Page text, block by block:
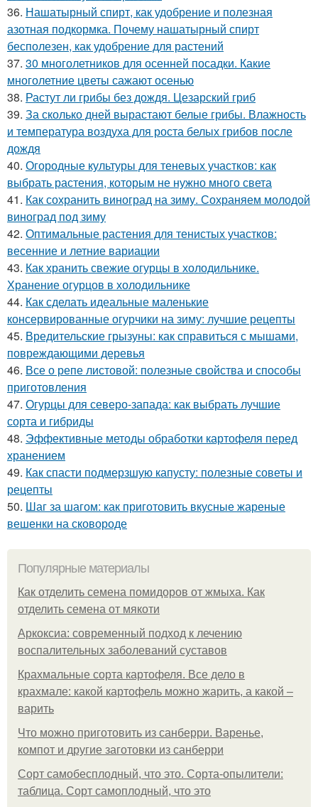
36. Нашатырный спирт, как удобрение и полезная
азотная подкормка. Почему нашатырный спирт
бесполезен, как удобрение для растений
37. 30 многолетников для осенней посадки. Какие
многолетние цветы сажают осенью
38. Растут ли грибы без дождя. Цезарский гриб
39. За сколько дней вырастают белые грибы. Влажность
и температура воздуха для роста белых грибов после
дождя
40. Огородные культуры для теневых участков: как
выбрать растения, которым не нужно много света
41. Как сохранить виноград на зиму. Сохраняем молодой
виноград под зиму
42. Оптимальные растения для тенистых участков:
весенние и летние вариации
43. Как хранить свежие огурцы в холодильнике.
Хранение огурцов в холодильнике
44. Как сделать идеальные маленькие
консервированные огурчики на зиму: лучшие рецепты
45. Вредительские грызуны: как справиться с мышами,
повреждающими деревья
46. Все о репе листовой: полезные свойства и способы
приготовления
47. Огурцы для северо-запада: как выбрать лучшие
сорта и гибриды
48. Эффективные методы обработки картофеля перед
хранением
49. Как спасти подмерзшую капусту: полезные советы и
рецепты
50. Шаг за шагом: как приготовить вкусные жареные
вешенки на сковороде
Популярные материалы
Как отделить семена помидоров от жмыха. Как
отделить семена от мякоти
Аркоксиа: современный подход к лечению
воспалительных заболеваний суставов
Крахмальные сорта картофеля. Все дело в
крахмале: какой картофель можно жарить, а какой –
варить
Что можно приготовить из санберри. Варенье,
компот и другие заготовки из санберри
Сорт самобесплодный, что это. Сорта-опылители:
таблица. Сорт самоплодный, что это